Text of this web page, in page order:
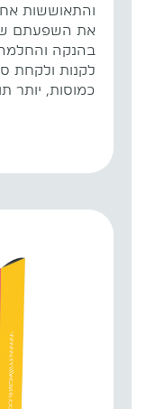
והתאוששות
את השפעתם
בהנקה
לקנות ולקחת
כמוסות, יותר